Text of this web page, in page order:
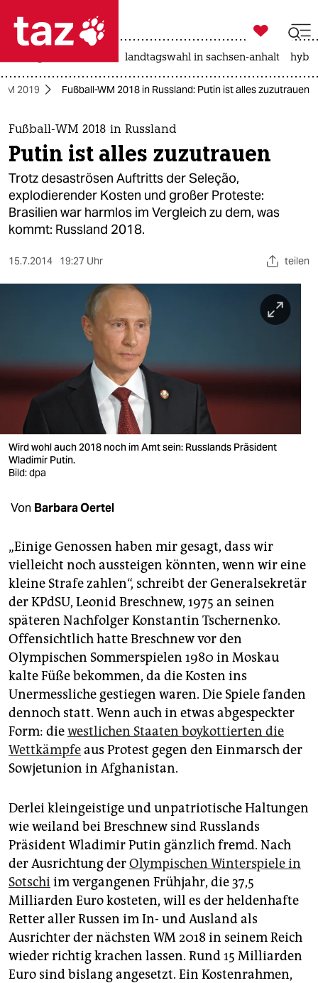
 taz zahl ich
taz zahl ich
themen
politik
öko
gesellschaft
kultur
sport
wahrheit
verlag
verlag
veranstaltungen
unterstützen
abo
genossenschaft
epaper login

taz zahl ich
landtagswahl in sachsen-anhalt
2019 Fußball-WM 2018 in Russland: Putin ist alles zuzutrauen
Fußball-WM 2018 in Russland
Putin ist alles zuzutrauen
Trotz desaströsen Auftritts der Seleção,
explodierender Kosten und großer Proteste:
Brasilien war harmlos im Vergleich zu dem, was
kommt: Russland 2018.
15.7.2014 19:27 Uhr teilen
Wird wohl auch 2018 noch im Amt sein: Russlands Präsident
Wladimir Putin.
Bild: dpa
Von Barbara Oertel
„Einige Genossen haben mir gesagt, dass wir
vielleicht noch aussteigen könnten, wenn wir eine
kleine Strafe zahlen“, schreibt der Generalsekretär
der KPdSU, Leonid Breschnew, 1975 an seinen
späteren Nachfolger Konstantin Tschernenko.
Offensichtlich hatte Breschnew vor den
Olympischen Sommerspielen 1980 in Moskau
kalte Füße bekommen, da die Kosten ins
Unermessliche gestiegen waren. Die Spiele fanden
dennoch statt. Wenn auch in etwas abgespeckter
Form: diewestlichen Staaten boykottierten die
Wettkämpfeaus Protest gegen den Einmarsch der
Sowjetunion in Afghanistan.
Derlei kleingeistige und unpatriotische Haltungen
wie weiland bei Breschnew sind Russlands
Präsident Wladimir Putin gänzlich fremd. Nach
der Ausrichtung derOlympischen Winterspiele in
Sotschiim vergangenen Frühjahr, die 37,5
Milliarden Euro kosteten, will es der heldenhafte
Retter aller Russen im In- und Ausland als
Ausrichter der nächsten WM 2018 in seinem Reich
wieder richtig krachen lassen. Rund 15 Milliarden
Euro sind bislang angesetzt. Ein Kostenrahmen,